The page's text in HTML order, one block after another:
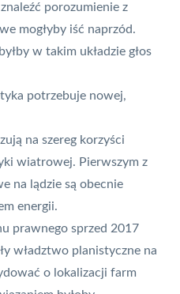
porozumienie z
mogłyby iść naprzód.
w takim układzie głos
potrzebuje nowej,
na szereg korzyści
wiatrowej. Pierwszym z
na lądzie są obecnie
energii.
prawnego sprzed 2017
władztwo planistyczne na
o lokalizacji farm